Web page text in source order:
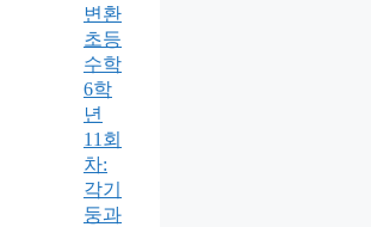
변환
초등
수학
6학
년
11회
차:
각기
둥과